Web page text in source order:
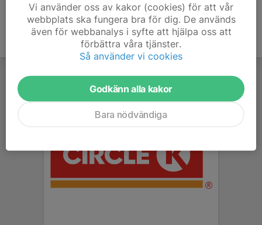
Vi använder oss av kakor (cookies) för att vår
webbplats ska fungera bra för dig. De används
även för webbanalys i syfte att hjälpa oss att
förbättra våra tjänster.
Så använder vi cookies
Godkänn alla kakor
Bara nödvändiga